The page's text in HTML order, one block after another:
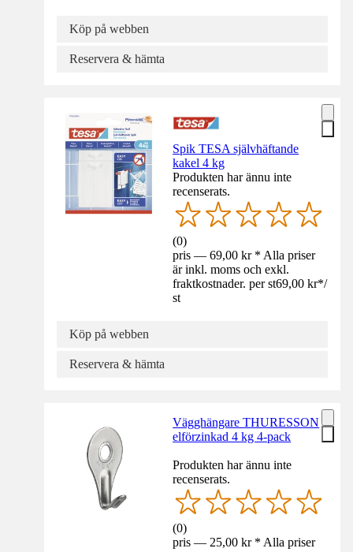
Köp på webben
Reservera & hämta
Spik TESA självhäftande
kakel 4 kg
Produkten har ännu inte
recenserats.
(0)
pris — 69,00 kr * Alla priser
är inkl. moms och exkl.
fraktkostnader. per st69,00 kr*/
st
Köp på webben
Reservera & hämta
Vägghängare THURESSON
elförzinkad 4 kg 4-pack
Produkten har ännu inte
recenserats.
(0)
pris — 25,00 kr * Alla priser